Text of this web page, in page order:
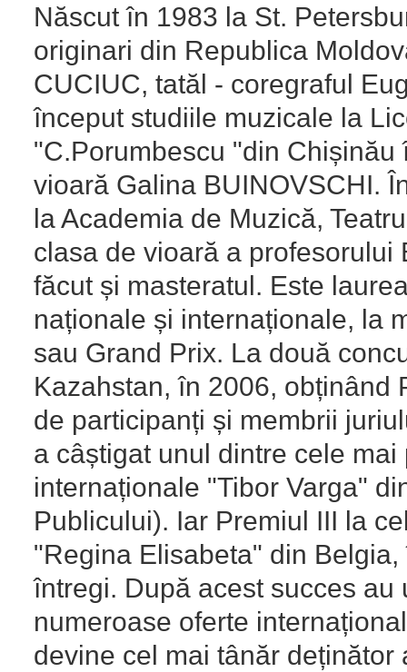
Născut în 1983 la St.
originari din Republica
CUCIUC, tatăl - coregraful
început studiile muzicale la
"C.Porumbescu "din
vioară Galina BUINOVSCHI.
la Academia de Muzică,
clasa de vioară a profesorului
făcut și masteratul. Este
naționale și internaționale, la
sau Grand Prix. La două
Kazahstan, în 2006, obținând
de participanți și membrii
a câștigat unul dintre cele
internaționale "Tibor Varga"
Publicului). Iar Premiul III la
"Regina Elisabeta" din
întregi. După acest succes
numeroase oferte
devine cel mai tânăr